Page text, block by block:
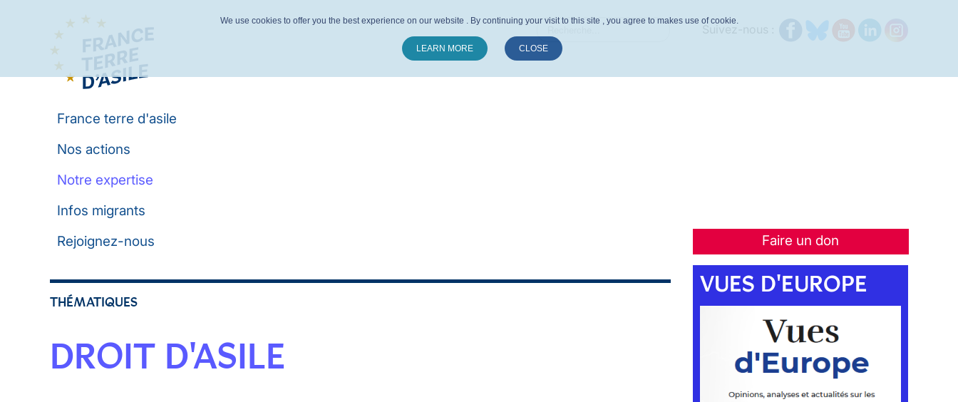
France terre d'asile
Nos actions
Notre expertise
Infos migrants
Faire un don
Rejoignez-nous
THÉMATIQUES
DROIT D'ASILE
VUES D'EUROPE
We use cookies to offer you the best experience on our website . By continuing your visit to this site , you agree to makes use of cookie.
LEARN MORE CLOSE